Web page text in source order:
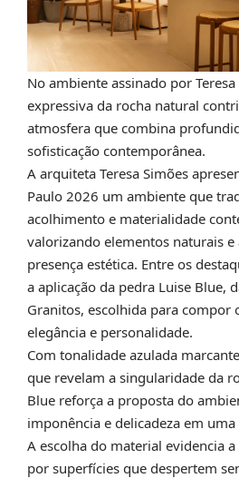
No ambiente assinado por
expressiva da rocha natural
atmosfera que combina
sofisticação contemporânea.
A arquiteta Teresa Simões
Paulo 2026 um ambiente que
acolhimento e materialidade
valorizando elementos naturais
presença estética. Entre os
a aplicação da pedra Luise Blue,
Granitos, escolhida para compor
elegância e personalidade.
Com tonalidade azulada
que revelam a singularidade da
Blue reforça a proposta do
imponência e delicadeza em
A escolha do material evidencia
por superfícies que despertem